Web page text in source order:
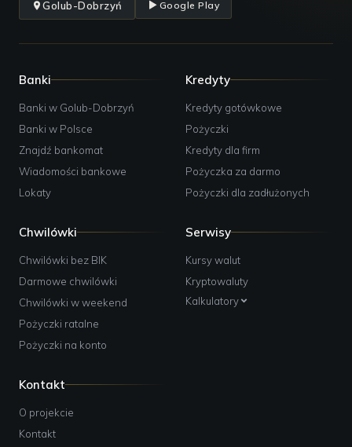
Golub-Dobrzyń Google Play
Banki
Banki w Golub-Dobrzyń
Banki w Polsce
Znajdź bankomat
Wiadomości bankowe
Lokaty
Kredyty
Kredyty gotówkowe
Pożyczki
Kredyty dla firm
Pożyczka za darmo
Pożyczki dla zadłużonych
Chwilówki
Chwilówki bez BIK
Darmowe chwilówki
Chwilówki w weekend
Pożyczki ratalne
Pożyczki na konto
Serwisy
Kursy walut
Kryptowaluty
Kalkulatory
Kontakt
O projekcie
Kontakt